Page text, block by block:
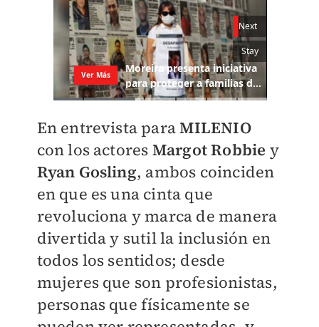
En entrevista paraMILENIO
con los actores Margot Robbie y
Ryan Gosling, ambos coinciden
en que es una cinta que
revoluciona y marca de manera
divertida y sutil la inclusión en
todos los sentidos; desde
mujeres que son profesionistas,
personas que físicamente se